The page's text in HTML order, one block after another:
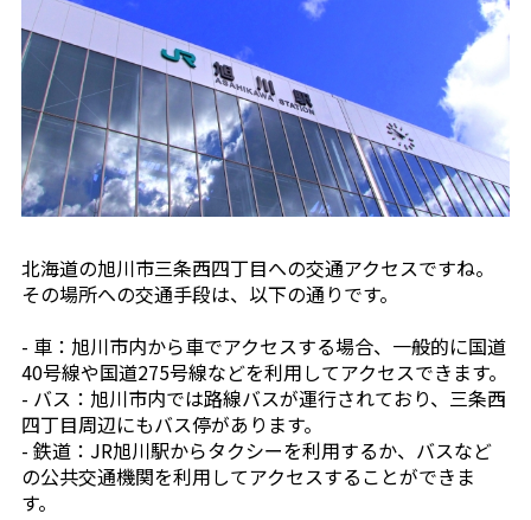
北海道の旭川市三条西四丁目への交通アクセスですね。
その場所への交通手段は、以下の通りです。
- 車：旭川市内から車でアクセスする場合、一般的に国道
40号線や国道275号線などを利用してアクセスできます。
- バス：旭川市内では路線バスが運行されており、三条西
四丁目周辺にもバス停があります。
- 鉄道：JR旭川駅からタクシーを利用するか、バスなど
の公共交通機関を利用してアクセスすることができま
す。